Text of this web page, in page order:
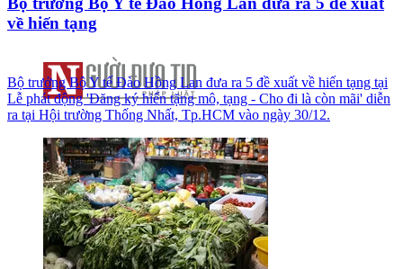
về hiến tạng
Bộ trưởng Bộ Y tế Đào Hồng Lan đưa ra 5 đề xuất về hiến tạng tại
Lễ phát động 'Đăng ký hiến tặng mô, tạng - Cho đi là còn mãi' diễn
ra tại Hội trường Thống Nhất, Tp.HCM vào ngày 30/12.